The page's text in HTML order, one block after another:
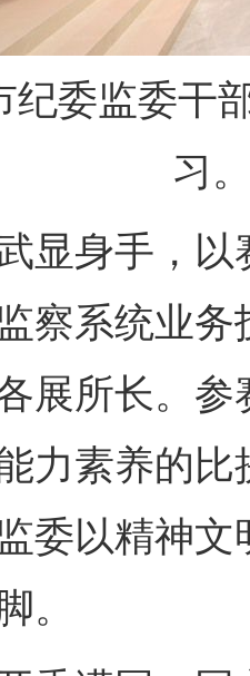
纪委监委干
习
身手，以
察系统业
展所长。
力素养的
委以精神
。